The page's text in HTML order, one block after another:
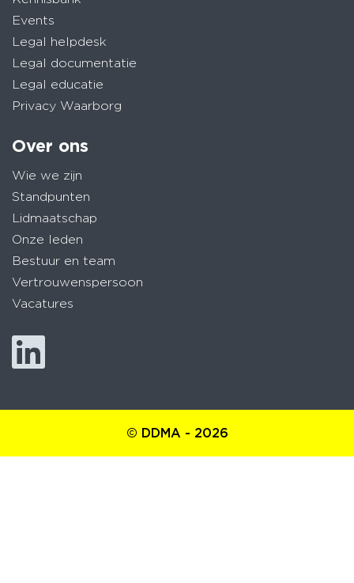
Events
Legal helpdesk
Legal documentatie
Legal educatie
Privacy Waarborg
Over ons
Wie we zijn
Standpunten
Lidmaatschap
Onze leden
Bestuur en team
Vertrouwenspersoon
Vacatures
© DDMA - 2026